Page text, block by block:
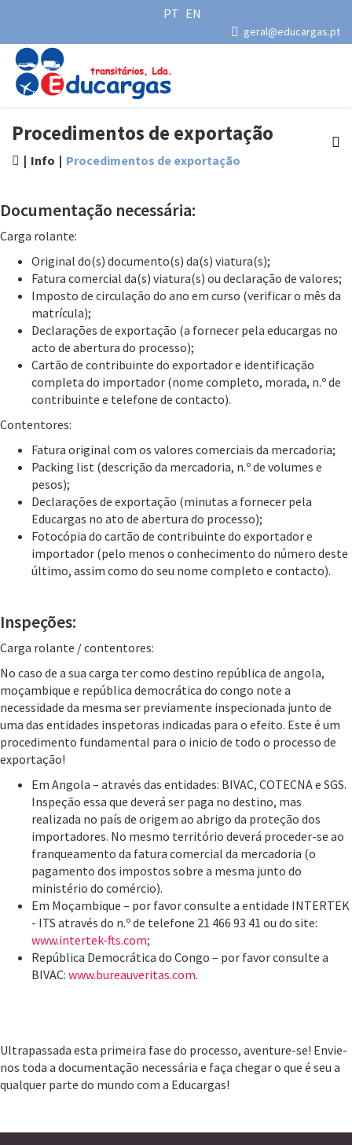
PT EN
geral@educargas.pt
Procedimentos de exportação
Info Procedimentos de exportação
Documentação necessária:
Carga rolante:
Original do(s) documento(s) da(s) viatura(s);
Fatura comercial da(s) viatura(s) ou declaração de valores;
Imposto de circulação do ano em curso (verificar o mês da
matrícula);
Declarações de exportação (a fornecer pela educargas no
acto de abertura do processo);
Cartão de contribuinte do exportador e identificação
completa do importador (nome completo, morada, n.º de
contribuinte e telefone de contacto).
Contentores:
Fatura original com os valores comerciais da mercadoria;
Packing list (descrição da mercadoria, n.º de volumes e
pesos);
Declarações de exportação (minutas a fornecer pela
Educargas no ato de abertura do processo);
Fotocópia do cartão de contribuinte do exportador e
importador (pelo menos o conhecimento do número deste
último, assim como do seu nome completo e contacto).
Inspeções:
Carga rolante / contentores:
No caso de a sua carga ter como destino república de angola,
moçambique e república democrática do congo note a
necessidade da mesma ser previamente inspecionada junto de
uma das entidades inspetoras indicadas para o efeito. Este é um
procedimento fundamental para o inicio de todo o processo de
exportação!
Em Angola – através das entidades: BIVAC, COTECNA e SGS.
Inspeção essa que deverá ser paga no destino, mas
realizada no país de origem ao abrigo da proteção dos
importadores. No mesmo território deverá proceder-se ao
franqueamento da fatura comercial da mercadoria (o
pagamento dos impostos sobre a mesma junto do
ministério do comércio).
Em Moçambique – por favor consulte a entidade INTERTEK
- ITS através do n.º de telefone 21 466 93 41 ou do site:
www.intertek-fts.com;
República Democrática do Congo – por favor consulte a
BIVAC: www.bureauveritas.com.
Ultrapassada esta primeira fase do processo, aventure-se! Envie-
nos toda a documentação necessária e faça chegar o que é seu a
qualquer parte do mundo com a Educargas!